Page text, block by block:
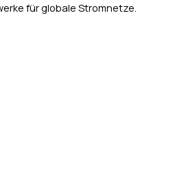
für globale Stromnetze.